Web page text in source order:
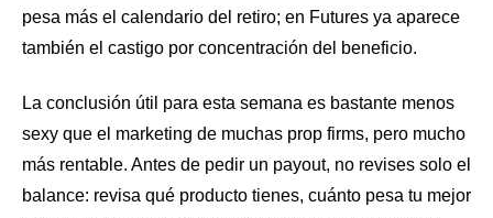
pesa más el calendario del retiro; en Futures ya aparece
también el castigo por concentración del beneficio.
La conclusión útil para esta semana es bastante menos
sexy que el marketing de muchas prop firms, pero mucho
más rentable. Antes de pedir un payout, no revises solo el
balance: revisa qué producto tienes, cuánto pesa tu mejor